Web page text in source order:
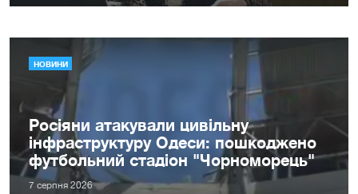
НОВИНИ
Росіяни атакували цивільну
інфраструктуру Одеси: пошкоджено
футбольний стадіон "Чорноморець"
7 серпня 2026